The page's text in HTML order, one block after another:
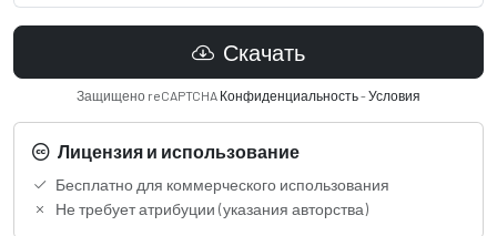
Скачать
Защищено reCAPTCHA Конфиденциальность-Условия
Лицензия и использование
Бесплатно для коммерческого использования
Не требует атрибуции (указания авторства)